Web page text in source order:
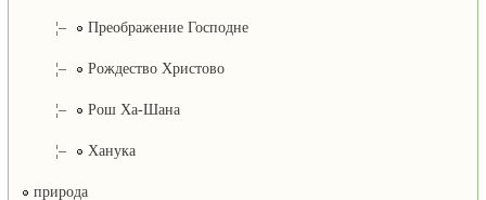
¦– Преображение Господне
¦– Рождество Христово
¦– Рош Ха-Шана
¦– Ханука
природа